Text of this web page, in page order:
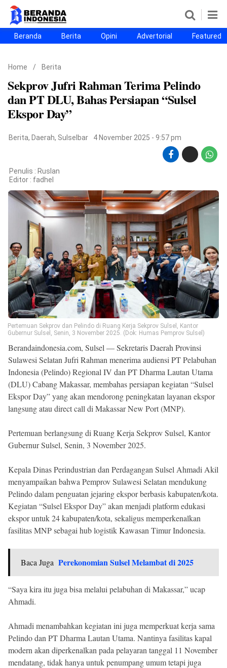
Beranda
Berita
Opini
Advertorial
Featured
Beranda25
SEGMEN
Nusantara
Jabodetabek
Sulselbar
Kota Makassar
Copyright
Beranda
Indonesia
.
All
Right
Reserved
Beranda Berita Opini Advertorial Featured
Home / Berita
Sekprov Jufri Rahman Terima Pelindo
dan PT DLU, Bahas Persiapan “Sulsel
Ekspor Day”
Berita, Daerah, Sulselbar 4 November 2025 - 9:57 pm
Penulis : Ruslan
Editor : fadhel
Pertemuan Sekprov dan Pelindo di Ruang Kerja Sekprov Sulsel, Kantor
Gubernur Sulsel, Senin, 3 November 2025. (Dok: Humas Pemprov Sulsel)
Berandaindonesia.com, Sulsel — Sekretaris Daerah Provinsi
Sulawesi Selatan Jufri Rahman menerima audiensi PT Pelabuhan
Indonesia (Pelindo) Regional IV dan PT Dharma Lautan Utama
(DLU) Cabang Makassar, membahas persiapan kegiatan “Sulsel
Ekspor Day” yang akan mendorong peningkatan layanan ekspor
langsung atau direct call di Makassar New Port (MNP).
Pertemuan berlangsung di Ruang Kerja Sekprov Sulsel, Kantor
Gubernur Sulsel, Senin, 3 November 2025.
Kepala Dinas Perindustrian dan Perdagangan Sulsel Ahmadi Akil
menyampaikan bahwa Pemprov Sulawesi Selatan mendukung
Pelindo dalam penguatan jejaring ekspor berbasis kabupaten/kota.
Kegiatan “Sulsel Ekspor Day” akan menjadi platform edukasi
ekspor untuk 24 kabupaten/kota, sekaligus memperkenalkan
fasilitas MNP sebagai hub logistik Kawasan Timur Indonesia.
Baca Juga Perekonomian Sulsel Melambat di 2025
“Saya kira itu juga bisa melalui pelabuhan di Makassar,” ucap
Ahmadi.
Ahmadi menambahkan kegiatan ini juga memperkuat kerja sama
Pelindo dan PT Dharma Lautan Utama. Nantinya fasilitas kapal
modern akan diperkenalkan pada pelayaran tanggal 11 November
mendatang, tidak hanya untuk penumpang umum tetapi juga